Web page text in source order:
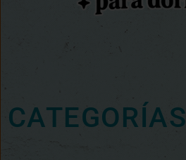
CATEGORÍAS